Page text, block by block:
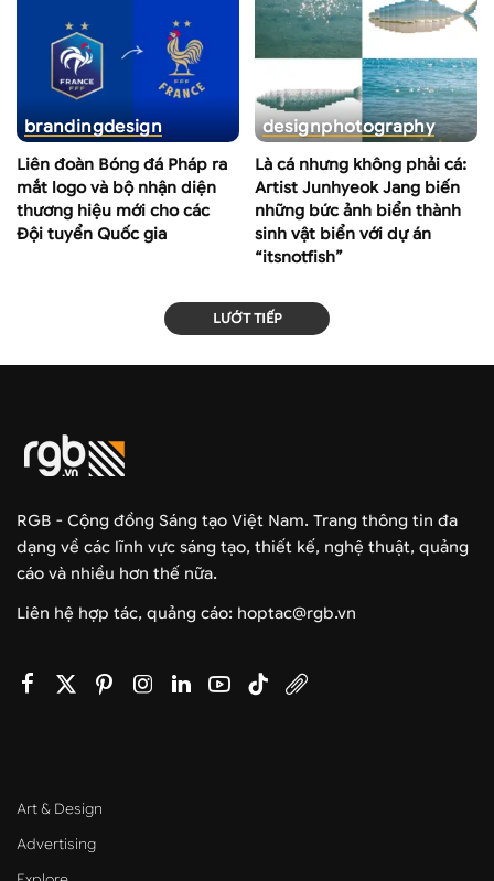
brandingdesign
Liên đoàn Bóng đá Pháp ra
mắt logo và bộ nhận diện
thương hiệu mới cho các
Đội tuyển Quốc gia
designphotography
Là cá nhưng không phải cá:
Artist Junhyeok Jang biến
những bức ảnh biển thành
sinh vật biển với dự án
“itsnotfish”
LƯỚT TIẾP
RGB - Cộng đồng Sáng tạo Việt Nam. Trang thông tin đa
dạng về các lĩnh vực sáng tạo, thiết kế, nghệ thuật, quảng
cáo và nhiều hơn thế nữa.
Liên hệ hợp tác, quảng cáo: hoptac@rgb.vn
Art & Design
Advertising